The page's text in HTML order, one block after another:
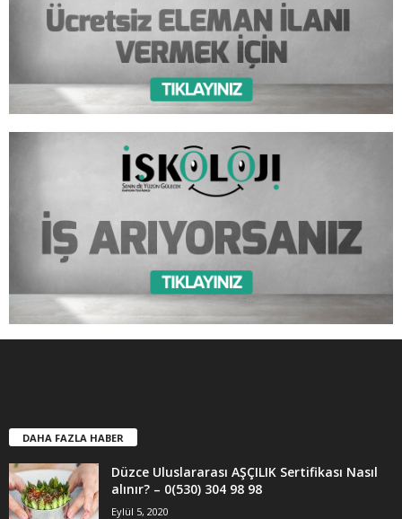
DAHA FAZLA HABER
Düzce Uluslararası AŞÇILIK Sertifikası Nasıl
alınır? – 0(530) 304 98 98
Eylül 5, 2020